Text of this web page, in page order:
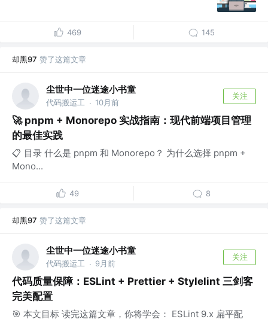
469 145
却黑97 赞了这篇文章
尘世中一位迷途小书童
代码搬运工 · 10月前
关注
🚀 pnpm + Monorepo 实战指南：现代前端项目管理
的最佳实践
📋 目录 什么是 pnpm 和 Monorepo？ 为什么选择 pnpm +
Mono...
49 8
却黑97 赞了这篇文章
尘世中一位迷途小书童
代码搬运工 · 9月前
关注
代码质量保障：ESLint + Prettier + Stylelint 三剑客
完美配置
🎯 本文目标 读完这篇文章，你将学会： ESLint 9.x 扁平配